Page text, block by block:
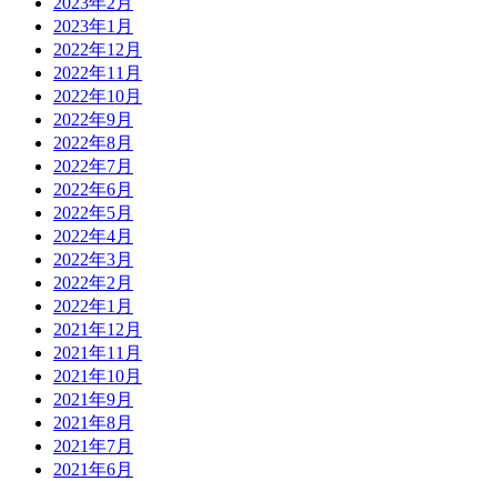
2023年1月
2022年12月
2022年11月
2022年10月
2022年9月
2022年8月
2022年7月
2022年6月
2022年5月
2022年4月
2022年3月
2022年2月
2022年1月
2021年12月
2021年11月
2021年10月
2021年9月
2021年8月
2021年7月
2021年6月